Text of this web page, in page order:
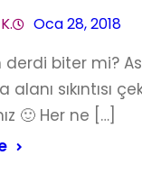
Oca 28, 2018
derdi biter mi?
alanı sıkıntısı
🙂 Her ne […]